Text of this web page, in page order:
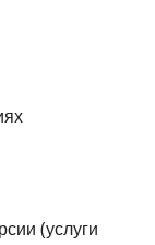
(услуги